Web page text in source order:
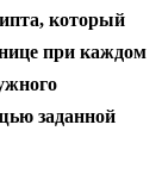
который
при каждом
заданной